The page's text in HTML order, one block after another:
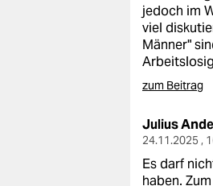
jedoch im
viel
Männer"
zum Beitrag
Julius
24.11.2025 ,
Es darf
haben.